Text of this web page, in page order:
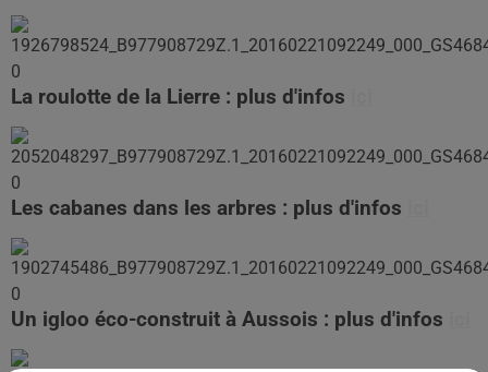
La roulotte de la Lierre : plus d'infos
Les cabanes dans les arbres : plus d'infos
Un igloo éco-construit à Aussois : plus d'infos